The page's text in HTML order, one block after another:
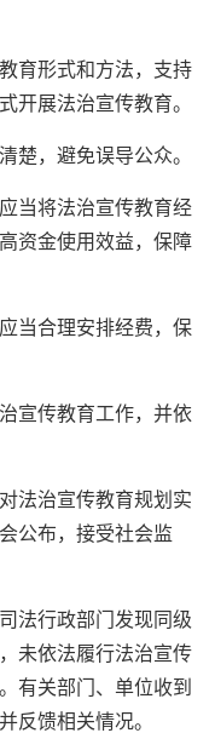
育形式和方法，支持
开展法治宣传教育。
楚，避免误导公众。
当将法治宣传教育经
资金使用效益，保障
当合理安排经费，保
宣传教育工作，并依
法治宣传教育规划实
公布，接受社会监
法行政部门发现同级
未依法履行法治宣传
有关部门、单位收到
反馈相关情况。